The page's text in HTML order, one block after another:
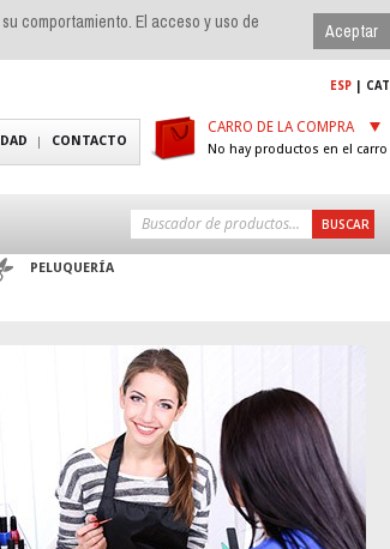
comportamiento. El acceso y uso de
ESP CAT
CARRO DE LA COMPRA
No hay productos en el carro
CONTACTO
PELUQUERÍA